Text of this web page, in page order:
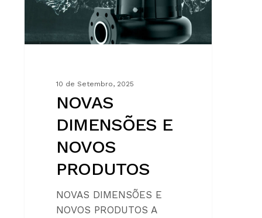
10 de Setembro, 2025
NOVAS
DIMENSÕES E
NOVOS
PRODUTOS
NOVAS DIMENSÕES E
NOVOS PRODUTOS A